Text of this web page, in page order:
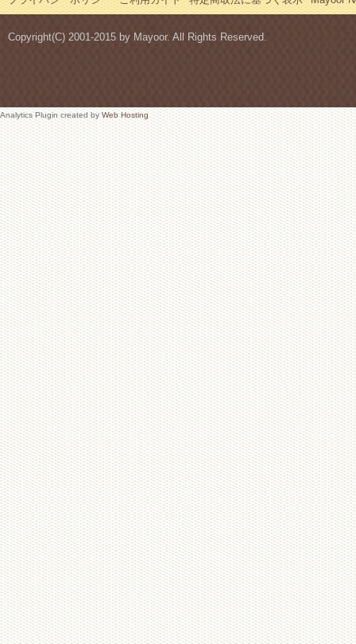
Copyright(C) 2001-2015 by Mayoor. All Rights Reserved.
Analytics Plugin created byWeb Hosting